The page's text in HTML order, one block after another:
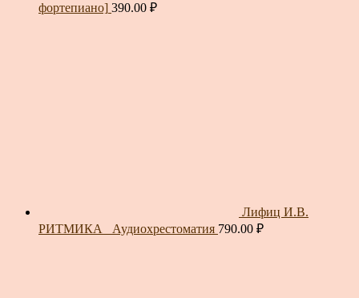
фортепиано] 390.00 ₽
Лифиц И.В.
РИТМИКА_ Аудиохрестоматия 790.00 ₽